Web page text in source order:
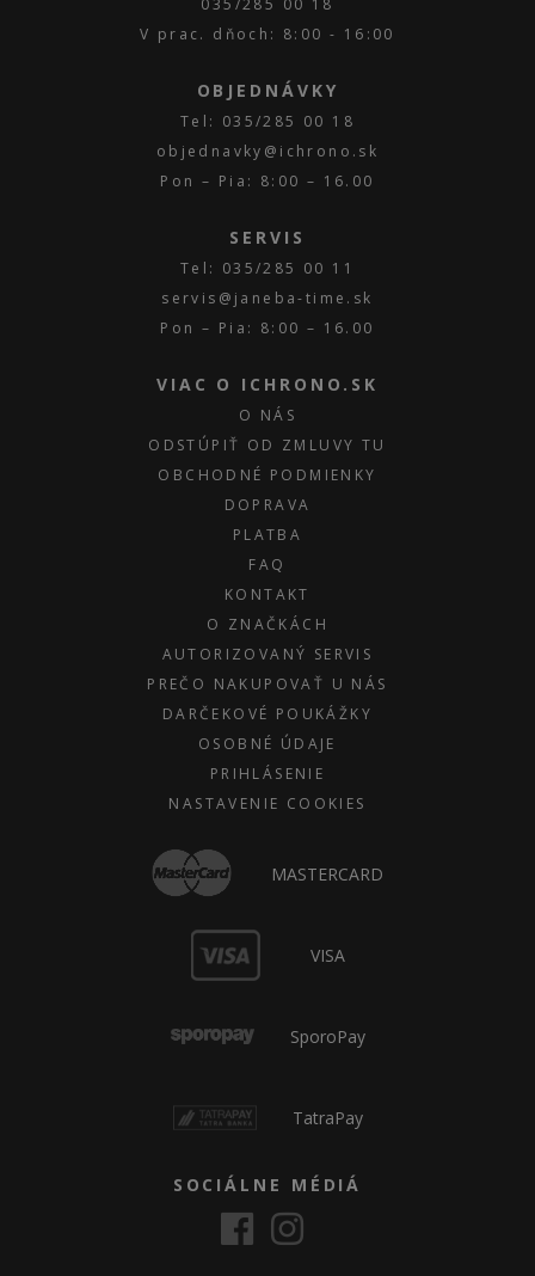
035/285 00 18
V prac. dňoch: 8:00 - 16:00
OBJEDNÁVKY
Tel: 035/285 00 18
objednavky@ichrono.sk
Pon – Pia: 8:00 – 16.00
SERVIS
Tel: 035/285 00 11
servis@janeba-time.sk
Pon – Pia: 8:00 – 16.00
VIAC O ICHRONO.SK
O NÁS
ODSTÚPIŤ OD ZMLUVY TU
OBCHODNÉ PODMIENKY
DOPRAVA
PLATBA
FAQ
KONTAKT
O ZNAČKÁCH
AUTORIZOVANÝ SERVIS
PREČO NAKUPOVAŤ U NÁS
DARČEKOVÉ POUKÁŽKY
OSOBNÉ ÚDAJE
PRIHLÁSENIE
NASTAVENIE COOKIES
MASTERCARD
VISA
SporoPay
TatraPay
SOCIÁLNE MÉDIÁ